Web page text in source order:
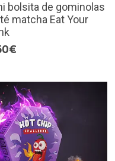
bolsita de gominolas
matcha Eat Your